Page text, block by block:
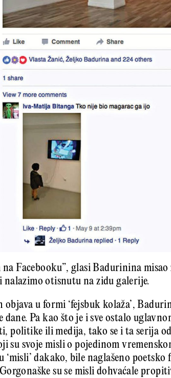
Facebooku”, glasi Badurinina
otisnutu na zidu galerije.
u formi ‘fejsbuk kolaža’,
Pa kao što je i sve ostalo
politike ili medija, tako se i ta serija
su svoje misli o pojedinom
dakako, bile naglašeno
su se misli dohvaćale